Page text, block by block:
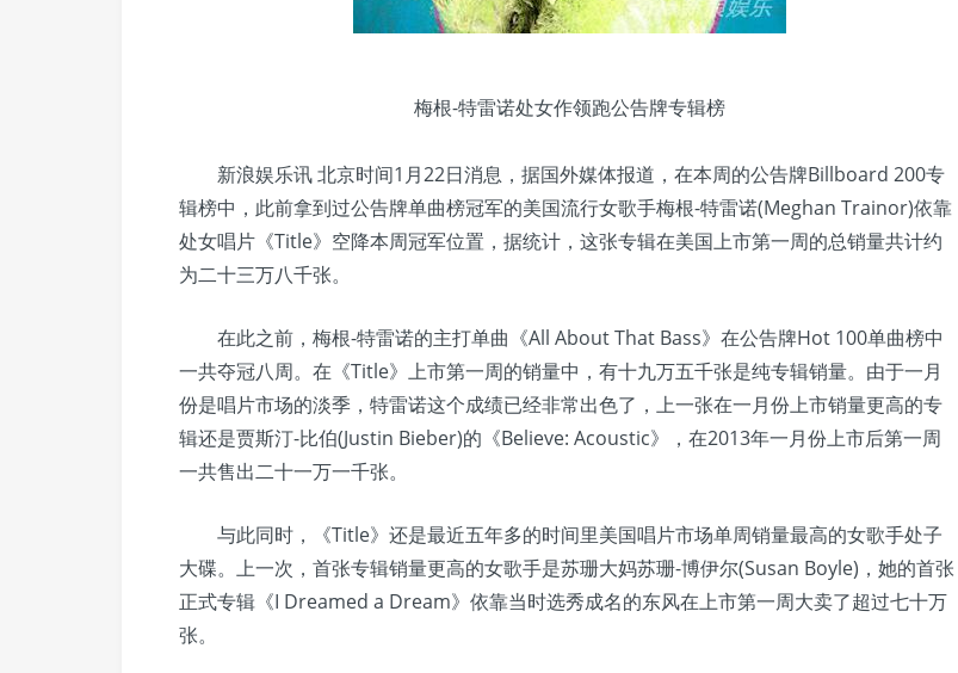
梅根-特雷诺处女作领跑公告牌专辑榜
新浪娱乐讯 北京时间1月22日消息，据国外媒体报道，在本周的公告牌Billboard 200专
辑榜中，此前拿到过公告牌单曲榜冠军的美国流行女歌手梅根-特雷诺(Meghan Trainor)依靠
处女唱片《Title》空降本周冠军位置，据统计，这张专辑在美国上市第一周的总销量共计约
为二十三万八千张。
在此之前，梅根-特雷诺的主打单曲《All About That Bass》在公告牌Hot 100单曲榜中
一共夺冠八周。在《Title》上市第一周的销量中，有十九万五千张是纯专辑销量。由于一月
份是唱片市场的淡季，特雷诺这个成绩已经非常出色了，上一张在一月份上市销量更高的专
辑还是贾斯汀-比伯(Justin Bieber)的《Believe: Acoustic》，在2013年一月份上市后第一周
一共售出二十一万一千张。
与此同时，《Title》还是最近五年多的时间里美国唱片市场单周销量最高的女歌手处子
大碟。上一次，首张专辑销量更高的女歌手是苏珊大妈苏珊-博伊尔(Susan Boyle)，她的首张
正式专辑《I Dreamed a Dream》依靠当时选秀成名的东风在上市第一周大卖了超过七十万
张。